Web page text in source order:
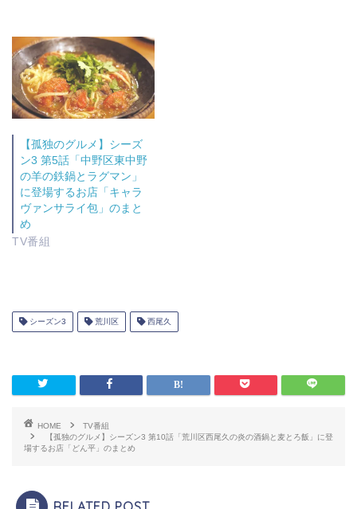
ウ
で
開
き
ま
す
)
【孤独のグルメ】シーズ
ン3 第5話「中野区東中野
の羊の鉄鍋とラグマン」
に登場するお店「キャラ
ヴァンサライ包」のまと
め
TV番組
シーズン3 荒川区 西尾久
HOME
TV番組
【孤独のグルメ】シーズン3 第10話「荒川区西尾久の炎の酒鍋と麦とろ飯」に登
場するお店「どん平」のまとめ